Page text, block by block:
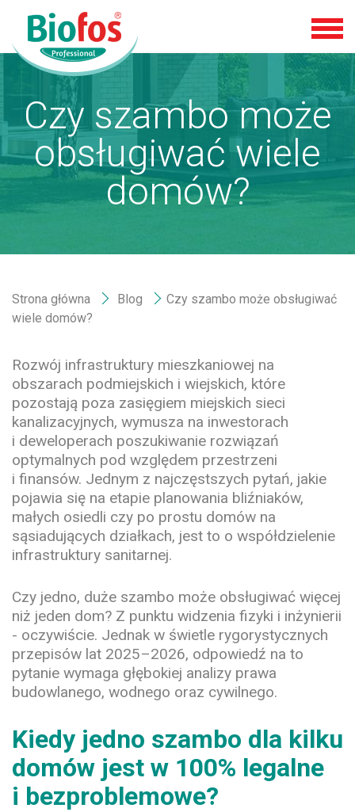
Czy szambo może
obsługiwać wiele
domów?
Strona główna Blog
Czy szambo może obsługiwać
wiele domów?
Rozwój infrastruktury mieszkaniowej na
obszarach podmiejskich i wiejskich, które
pozostają poza zasięgiem miejskich sieci
kanalizacyjnych, wymusza na inwestorach
i deweloperach poszukiwanie rozwiązań
optymalnych pod względem przestrzeni
i finansów. Jednym z najczęstszych pytań, jakie
pojawia się na etapie planowania bliźniaków,
małych osiedli czy po prostu domów na
sąsiadujących działkach, jest to o współdzielenie
infrastruktury sanitarnej.
Czy jedno, duże szambo może obsługiwać więcej
niż jeden dom? Z punktu widzenia fizyki i inżynierii
- oczywiście. Jednak w świetle rygorystycznych
przepisów lat 2025–2026, odpowiedź na to
pytanie wymaga głębokiej analizy prawa
budowlanego, wodnego oraz cywilnego.
Kiedy jedno szambo dla kilku
domów jest w 100% legalne
i bezproblemowe?